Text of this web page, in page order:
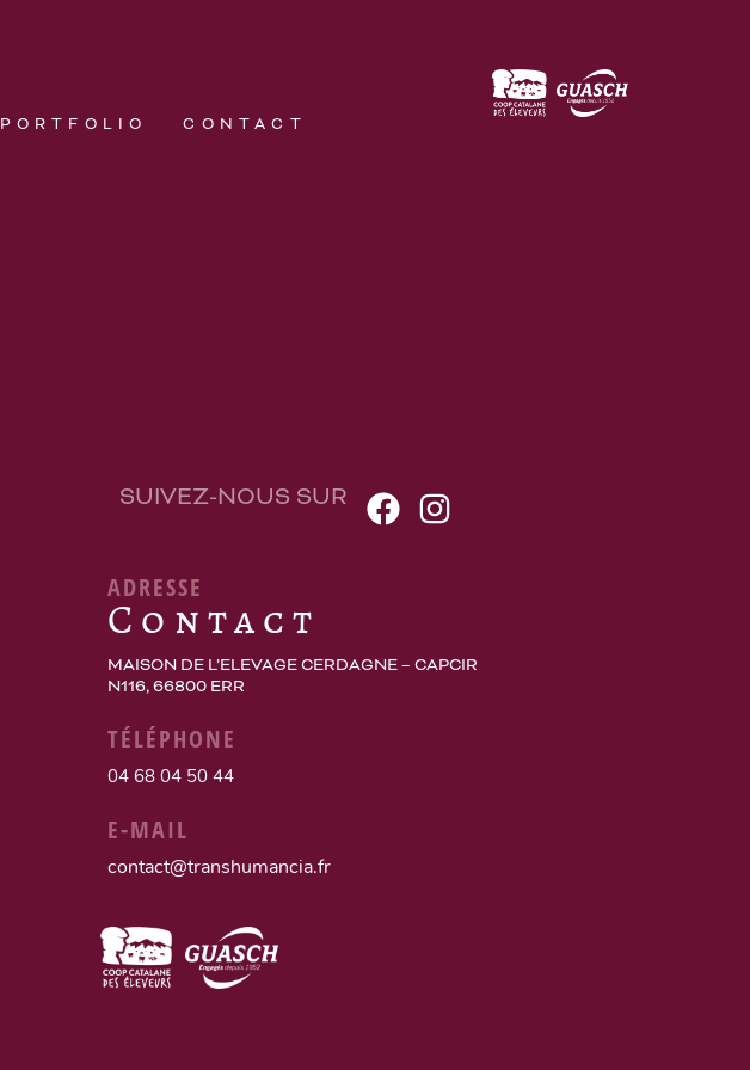
PORTFOLIO CONTACT
SUIVEZ-NOUS SUR
ADRESSE
Contact
MAISON DE L’ELEVAGE CERDAGNE – CAPCIR
N116, 66800 ERR
TÉLÉPHONE
04 68 04 50 44
E-MAIL
contact@transhumancia.fr